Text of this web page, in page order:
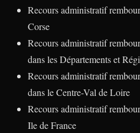
Recours administratif
Corse
Recours administratif
dans les Départements et
Recours administratif
dans le Centre-Val de Loire
Recours administratif
Ile de France